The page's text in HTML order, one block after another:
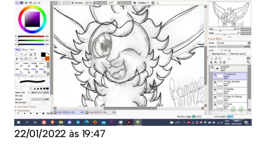
22/01/2022 às 19:47